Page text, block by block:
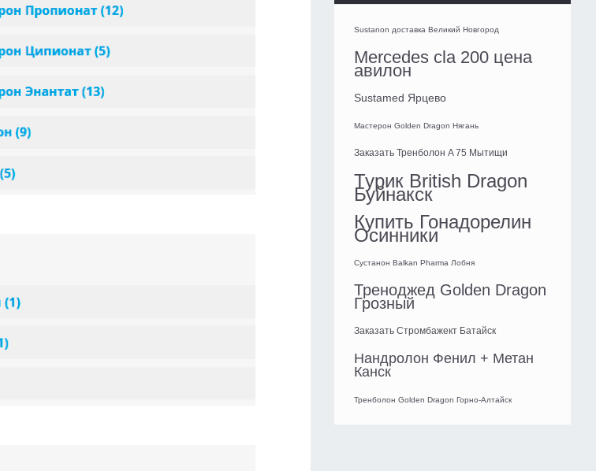
Sustanon доставка Великий Новгород
Mercedes cla 200 цена
авилон
Sustamed Ярцево
Мастерон Golden Dragon Нягань
Заказать Тренболон A 75 Мытищи
Турик British Dragon
Буйнакск
Купить Гонадорелин
Осинники
Сустанон Balkan Pharma Лобня
Треноджед Golden Dragon
Грозный
Заказать Стромбажект Батайск
Нандролон Фенил + Метан
Канск
Тренболон Golden Dragon Горно-Алтайск